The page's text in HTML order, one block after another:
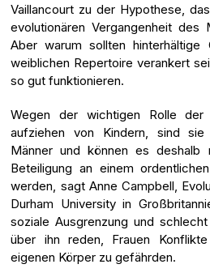
Vaillancourt zu der Hypothese,
evolutionären Vergangenheit des
Aber warum sollten
weiblichen Repertoire verankert
so gut funktionieren.
Wegen der wichtigen Rolle
aufziehen von Kindern, sind
Männer und können es deshalb
Beteiligung an einem
werden, sagt Anne Campbell,
Durham University in
soziale Ausgrenzung und
über ihn reden, Frauen
eigenen Körper zu gefährden.